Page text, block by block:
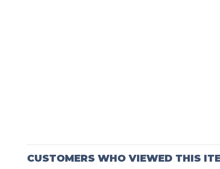
CUSTOMERS WHO VIEWED THIS